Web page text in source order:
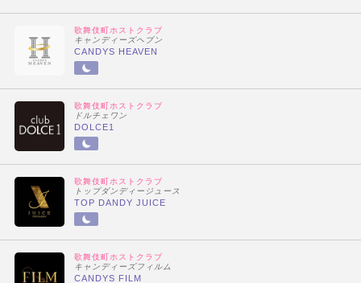
歌舞伎町ホストクラブ
キャンディーズヘブン
CANDYS HEAVEN
歌舞伎町ホストクラブ
ドルチェワン
DOLCE1
歌舞伎町ホストクラブ
トップダンディージュース
TOP DANDY JUICE
歌舞伎町ホストクラブ
キャンディーズフィルム
CANDYS FILM